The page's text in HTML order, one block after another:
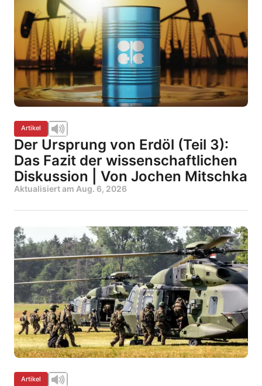
Artikel
Der Ursprung von Erdöl (Teil 3):
Das Fazit der wissenschaftlichen
Diskussion | Von Jochen Mitschka
Aktualisiert am Aug. 6, 2026
Artikel